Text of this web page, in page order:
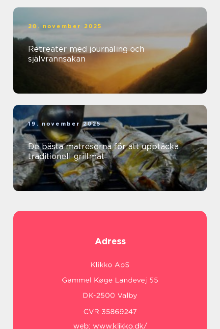
20. november 2025
Retreater med journaling och
självrannsakan
19. november 2025
De bästa matresorna för att upptäcka
traditionell grillmat
Adress
web: www.klikko.dk/